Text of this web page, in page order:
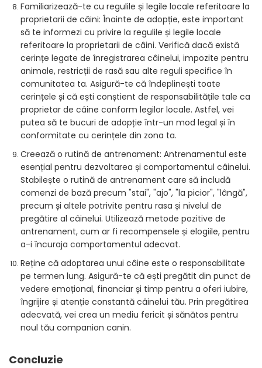
Familiarizează-te cu regulile și legile locale referitoare la
proprietarii de câini: Înainte de adopție, este important
să te informezi cu privire la regulile și legile locale
referitoare la proprietarii de câini. Verifică dacă există
cerințe legate de înregistrarea câinelui, impozite pentru
animale, restricții de rasă sau alte reguli specifice în
comunitatea ta. Asigură-te că îndeplinești toate
cerințele și că ești conștient de responsabilitățile tale ca
proprietar de câine conform legilor locale. Astfel, vei
putea să te bucuri de adopție într-un mod legal și în
conformitate cu cerințele din zona ta.
Creează o rutină de antrenament: Antrenamentul este
esențial pentru dezvoltarea și comportamentul câinelui.
Stabilește o rutină de antrenament care să includă
comenzi de bază precum "stai", "ajo", "la picior", "lângă",
precum și altele potrivite pentru rasa și nivelul de
pregătire al câinelui. Utilizează metode pozitive de
antrenament, cum ar fi recompensele și elogiile, pentru
a-i încuraja comportamentul adecvat.
Reține că adoptarea unui câine este o responsabilitate
pe termen lung. Asigură-te că ești pregătit din punct de
vedere emoțional, financiar și timp pentru a oferi iubire,
îngrijire și atenție constantă câinelui tău. Prin pregătirea
adecvată, vei crea un mediu fericit și sănătos pentru
noul tău companion canin.
Concluzie